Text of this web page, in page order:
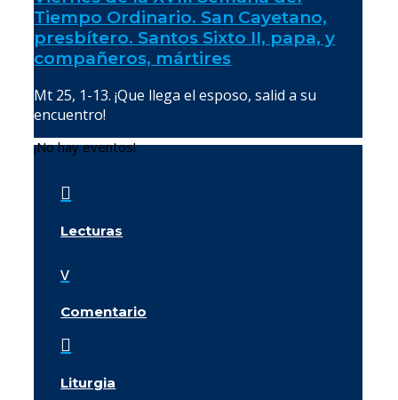
Tiempo Ordinario. San Cayetano,
presbítero. Santos Sixto II, papa, y
compañeros, mártires
Mt 25, 1-13. ¡Que llega el esposo, salid a su
encuentro!
¡No hay eventos!

Lecturas
v
Comentario

Liturgia